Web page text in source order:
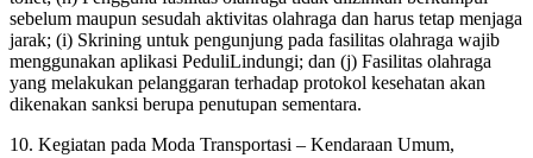
sebelum maupun sesudah aktivitas olahraga dan harus tetap menjaga
jarak; (i) Skrining untuk pengunjung pada fasilitas olahraga wajib
menggunakan aplikasi PeduliLindungi; dan (j) Fasilitas olahraga
yang melakukan pelanggaran terhadap protokol kesehatan akan
dikenakan sanksi berupa penutupan sementara.
10. Kegiatan pada Moda Transportasi – Kendaraan Umum,